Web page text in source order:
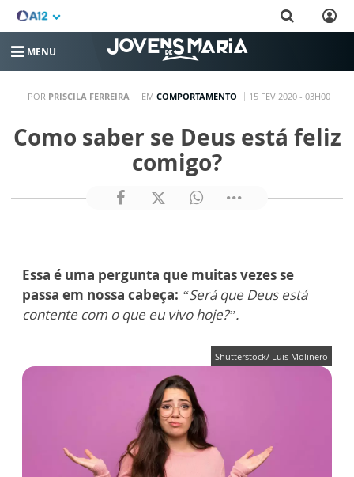
MENU
POR PRISCILA FERREIRA EM COMPORTAMENTO 15 FEV 2020 - 03H00
Como saber se Deus está feliz
comigo?
Essa é uma pergunta que muitas vezes se
passa em nossa cabeça: “Será que Deus está
contente com o que eu vivo hoje?”.
Shutterstock/ Luis Molinero